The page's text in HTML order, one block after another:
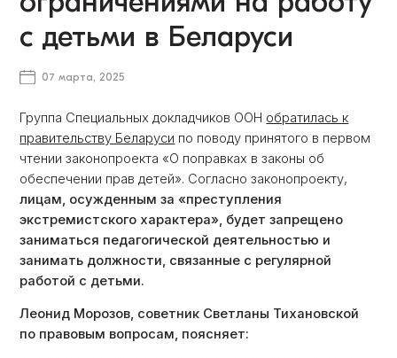
с детьми в Беларуси
07 марта, 2025
Группа Специальных докладчиков ООН обратилась к
правительству Беларуси по поводу принятого в первом
чтении законопроекта «О поправках в законы об
обеспечении прав детей». Согласно законопроекту,
лицам, осужденным за «преступления
экстремистского характера», будет запрещено
заниматься педагогической деятельностью и
занимать должности, связанные с регулярной
работой с детьми.
Леонид Морозов, советник Светланы Тихановской
по правовым вопросам, поясняет: